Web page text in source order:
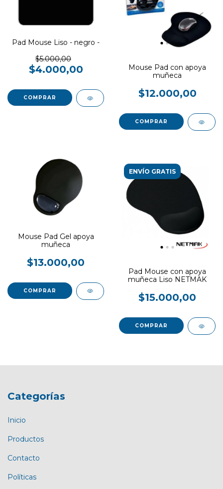
Pad Mouse Liso - negro -
$5.000,00
$4.000,00
Mouse Pad con apoya
muñeca
$12.000,00
COMPRAR
Mouse Pad Gel apoya
muñeca
$13.000,00
COMPRAR
ENVÍO GRATIS
Pad Mouse con apoya
muñeca Liso NETMAK
$15.000,00
COMPRAR
Categorías
Inicio
Productos
Contacto
Políticas